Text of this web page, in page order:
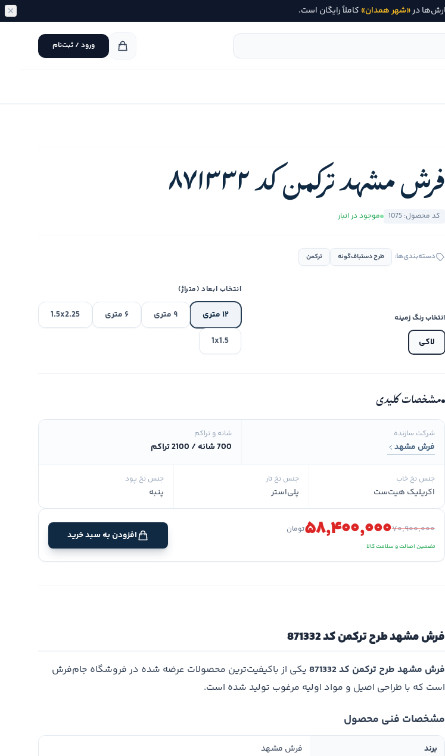
در«شهر همدان» کاملاً رایگان است.
ورود / ثبت‌نام
فرش مشهد ترکمن کد 871332
کد محصول: 1075 موجود در انبار
دسته‌بندی‌ها: طرح دستباف‌گونه ترکمن
انتخاب رنگ زمینه
لاکی
انتخاب ابعاد (متراژ)
۱۲ متری ۹ متری ۶ متری
1.5x2.25
1x1.5
مشخصات کلیدی
شرکت سازنده
فرش مشهد
شانه و تراکم
700 شانه / 2100 تراکم
جنس نخ خاب
اکریلیک هیت‌ست
جنس نخ تار
پلی‌استر
جنس نخ پود
پنبه
۷۰٬۹۰۰٬۰۰۰۵۸٬۴۰۰٬۰۰۰تومان
تضمین اصالت و سلامت کالا
افزودن به سبد خرید
فرش مشهد طرح ترکمن کد 871332
فرش مشهد طرح ترکمن کد 871332
یکی از باکیفیت‌ترین محصولات عرضه شده در فروشگاه جام‌فرش
است که با طراحی اصیل و مواد اولیه مرغوب تولید شده است.
مشخصات فنی محصول
برند فرش مشهد